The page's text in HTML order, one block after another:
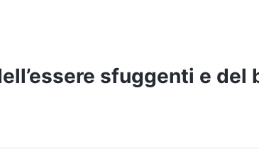
sfuggenti e del